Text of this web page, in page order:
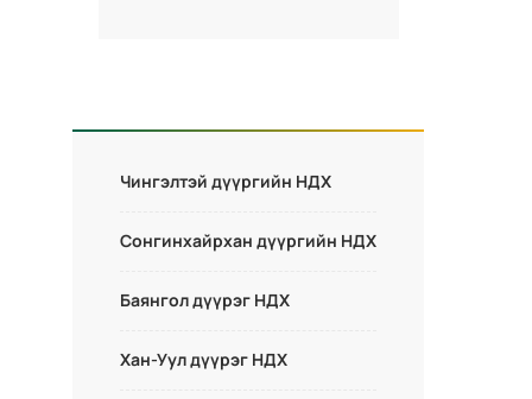
Чингэлтэй дүүргийн НДХ
Сонгинхайрхан дүүргийн НДХ
Баянгол дүүрэг НДХ
Хан-Уул дүүрэг НДХ